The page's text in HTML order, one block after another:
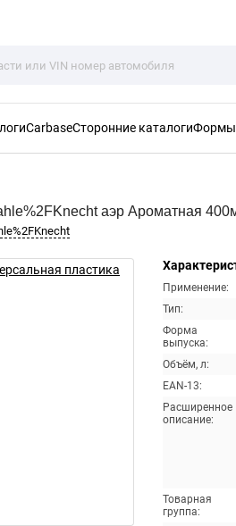
CarbaseСторонние каталогиФормы
аэр Ароматная
Применение:
Тип:
Форма
выпуска:
Объём, л:
EAN-13:
Расширенное
описание:
Товарная
группа: